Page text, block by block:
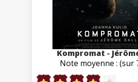
Kompromat -
Note moyenne : (sur